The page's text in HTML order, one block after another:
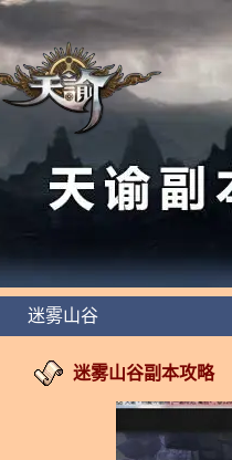
迷雾山谷
迷雾山谷副本攻略